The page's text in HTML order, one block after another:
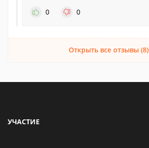
0
0
Открыть все отзывы (8)
УЧАСТИЕ